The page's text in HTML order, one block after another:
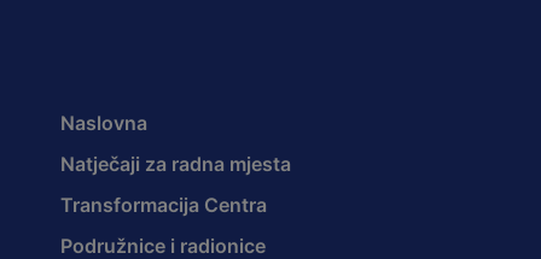
Naslovna
Natječaji za radna mjesta
Transformacija Centra
Podružnice i radionice